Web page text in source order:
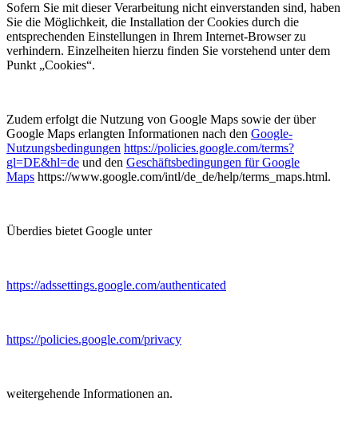
Sofern Sie mit dieser Verarbeitung nicht einverstanden sind, haben
Sie die Möglichkeit, die Installation der Cookies durch die
entsprechenden Einstellungen in Ihrem Internet-Browser zu
verhindern. Einzelheiten hierzu finden Sie vorstehend unter dem
Punkt „Cookies“.
Zudem erfolgt die Nutzung von Google Maps sowie der über
Google Maps erlangten Informationen nach den Google-
Nutzungsbedingungen https://policies.google.com/terms?
gl=DE&hl=de und den Geschäftsbedingungen für Google
Maps https://www.google.com/intl/de_de/help/terms_maps.html.
Überdies bietet Google unter
https://adssettings.google.com/authenticated
https://policies.google.com/privacy
weitergehende Informationen an.